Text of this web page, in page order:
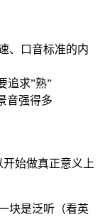
、口音标准的内
追求”熟”
音强得多
始做真正意义上
块是泛听（看英